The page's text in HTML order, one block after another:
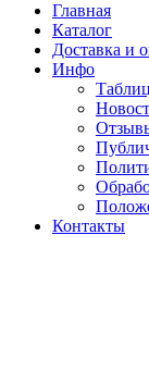
Главная
Каталог
Доставка и
Инфо
Контакты